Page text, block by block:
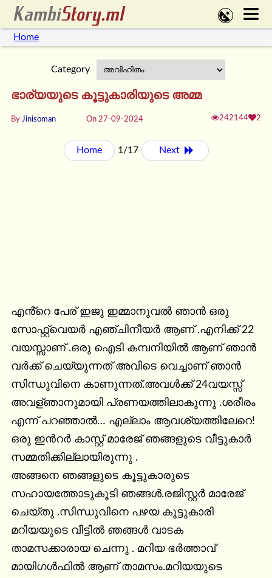
Home
Category
ഭാര്യയുടെ കൂട്ടുകാരിയുടെ അമ്മ
By Jinisoman On 27-09-2024 242144 2
Home 1/17 Next
എൻ്റെ പേര് ഇജു ഇമ്മാനുവൽ ഞാൻ ഒരു
സോഫ്റ്റ്‌വെയർ എഞ്ചിനീയർ ആണ് .എനിക്ക് 22
വയസ്സാണ് .ഒരു ഐടി കമ്പനിയിൽ ആണ് ഞാൻ
വർക്ക് ചെയ്യുന്നത് അവിടെ വെച്ചാണ് ഞാൻ
സിന്ധുവിനെ കാണുന്നത്.അവൾക്ക് 24വയസ്സ്
അവള്ഞാനുമായി പ്രണയത്തിലാകുന്നു .ശരീരം
എന്ന് പറഞ്ഞാൽ… എല്ലാം ആവശ്യത്തിലേറെ!
ഒരു ഇൻറർ കാസ്റ്റ് മാരേജ് ഞങ്ങളുടെ വീട്ടുകാർ
സമ്മതിക്കില്ലായിരുന്നു .
അങ്ങനെ ഞങ്ങളുടെ കൂട്ടുകാരുടെ
സഹായത്തോടുകൂടി ഞങ്ങൾ.രജിസ്റ്റർ മാരേജ്
ചെയ്തു .സിന്ധുവിനെ പഴയ കൂട്ടുകാരി
മറിയയുടെ വീട്ടിൽ ഞങ്ങൾ വാടക
താമസക്കാരായ ചെന്നു . മറിയ ഭർത്താവ്
മായിഗൾഫിൽ ആണ് താമസം.മറിയയുടെ